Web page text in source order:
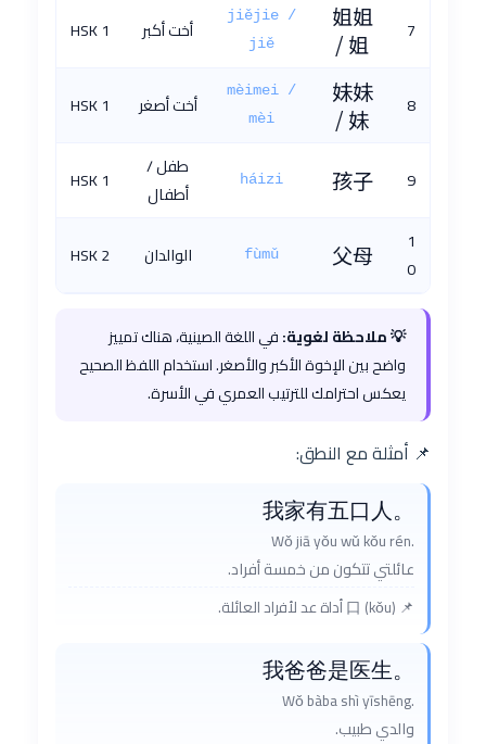
7
姐姐
/ 姐
jiějie /
jiě
أخت أكبر HSK 1
8
妹妹
/ 妹
mèimei /
mèi
أخت أصغر HSK 1
9
孩子
háizi
طفل /
أطفال
HSK 1
1
0
父母
fùmǔ الوالدان HSK 2
💡 ملاحظة لغوية:في اللغة الصينية، هناك تمييز
واضح بين الإخوة الأكبر والأصغر. استخدام اللفظ الصحيح
يعكس احترامك للترتيب العمري في الأسرة.
📌 أمثلة مع النطق:
我家有五口人。
Wǒ jiā yǒu wǔ kǒu rén.
عائلتي تتكون من خمسة أفراد.
📌 口 (kǒu) أداة عد لأفراد العائلة.
我爸爸是医生。
Wǒ bàba shì yīshēng.
والدي طبيب.